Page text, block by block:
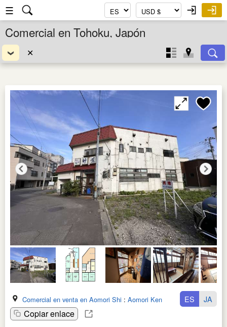
☰
Comercial en Tohoku, Japón
✕
Comercial en venta en Aomori Shi : Aomori Ken
Copiar enlace
ES JA